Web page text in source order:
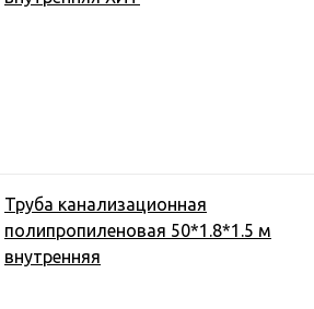
Труба канализационная
полипропиленовая 50*1.8*1.5 м
внутренняя